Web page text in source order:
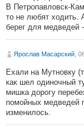
В Петропавловск-
то не любят ходить.
берег для медведей
Ярослав Масарский ,
Ехали на Мутновку
как шел одиночный
мишка дорогу
помойных медведей
изменилось.